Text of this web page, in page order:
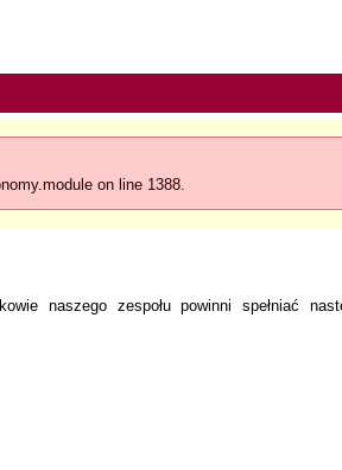
on line 1388.
naszego zespołu powinni spełniać